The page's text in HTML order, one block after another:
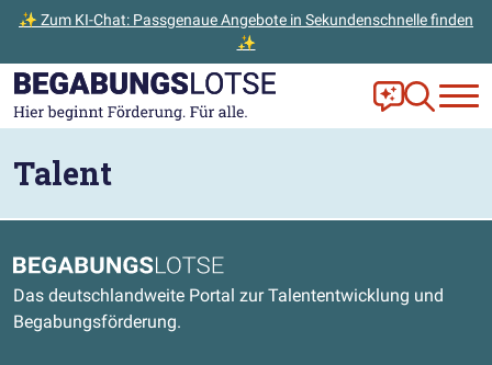
✨ Zum KI-Chat: Passgenaue Angebote in Sekundenschnelle finden
✨
Zum Hauptinhalt der Seite springen
Zur Startseite gehen Frag Ella!
Zur
Talent
Begabungslotse
Das deutschlandweite Portal zur Talententwicklung und
Begabungsförderung.